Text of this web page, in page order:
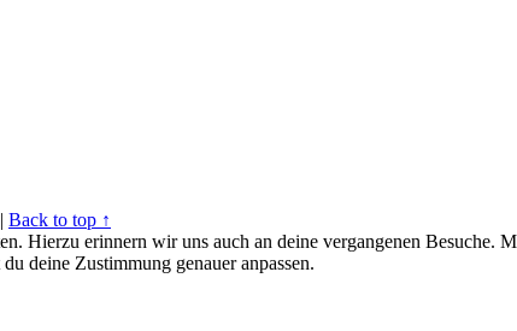
| Back to top ↑
Hierzu erinnern wir uns auch an deine vergangenen
deine Zustimmung genauer anpassen.